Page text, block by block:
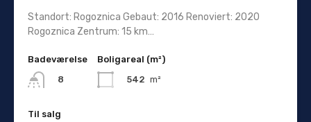
Standort: Rogoznica Gebaut: 2016 Renoviert: 2020
Rogoznica Zentrum: 15 km…
Badeværelse
8
Boligareal (m²)
542 m²
Til salg